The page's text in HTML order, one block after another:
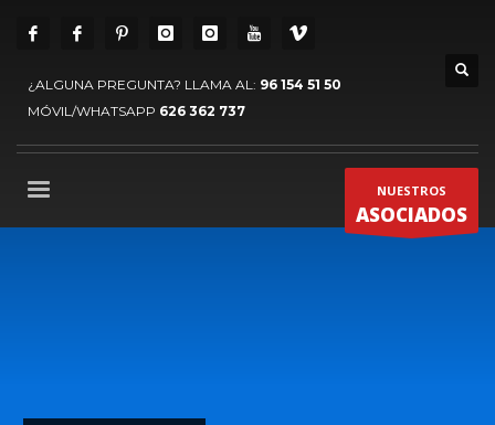
¿ALGUNA PREGUNTA? LLAMA AL: 96 154 51 50
MÓVIL/WHATSAPP 626 362 737
NUESTROS
ASOCIADOS